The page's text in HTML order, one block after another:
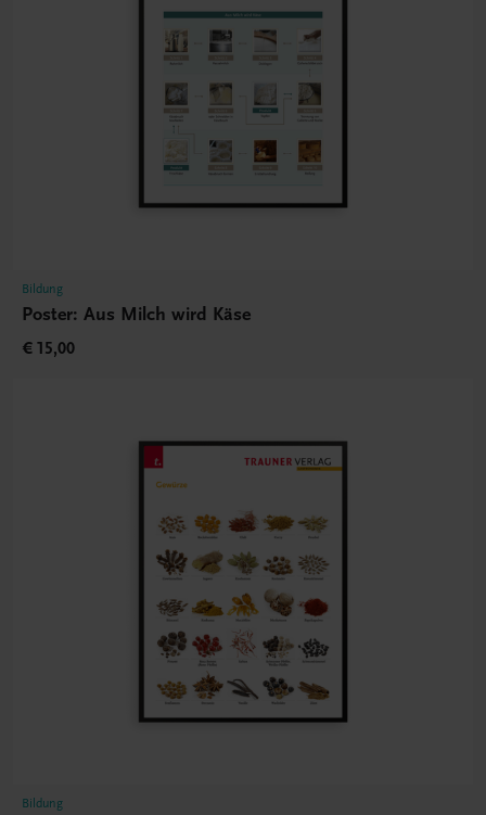
Bildung
Poster: Aus Milch wird Käse
€ 15,00
Bildung